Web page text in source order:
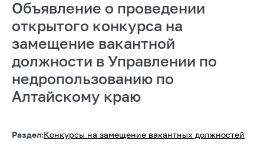
Объявление о проведении
открытого конкурса на
замещение вакантной
должности в Управлении по
недропользованию по
Алтайскому краю
Раздел:Конкурсы на замещение вакантных должностей